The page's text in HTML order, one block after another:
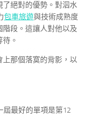
了絕對的優勢。對泅水
包車旅遊與技術成熟度
段。這讓人對他以及
。
那個落寞的背影，以
屆最好的單項是第12